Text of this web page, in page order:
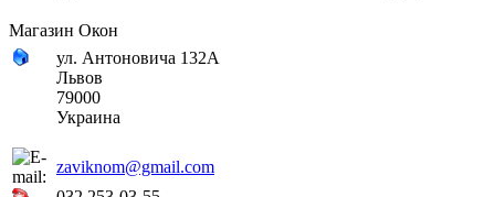
Магазин Окон
ул. Антоновича 132А
Львов
79000
Украина
zaviknom@gmail.com